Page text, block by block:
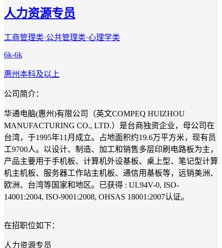
人力资源专员
工商管理类·公共管理类·心理学类
6k-6k
惠州本科及以上
公司简介：
华通电脑(惠州)有限公司（英文COMPEQ HUIZHOU
MANUFACTURING CO., LTD.）是台商独资企业，母公司在
台湾，于1995年11月成立。占地面积约19.6万平方米，现有员
工9700人。以设计、制造、加工和销售多层印刷电路板为主，
产品主要用于手机板、计算机外设基板、桌上型、笔记型计算
机主机板、服务器工作站主机板、通信用基板等，远销美洲、
欧洲、台湾等国家和地区。已获得 : UL94V-0, ISO-
14001:2004, ISO-9001:2008, OHSAS 18001:2007认证。
在招职位如下：
人力资源专员